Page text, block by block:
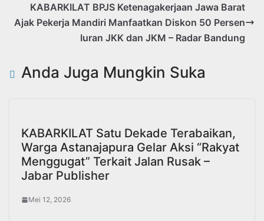
KABARKILAT BPJS Ketenagakerjaan Jawa Barat
Ajak Pekerja Mandiri Manfaatkan Diskon 50 Persen
Iuran JKK dan JKM – Radar Bandung
Anda Juga Mungkin Suka
KABARKILAT Satu Dekade Terabaikan,
Warga Astanajapura Gelar Aksi “Rakyat
Menggugat” Terkait Jalan Rusak –
Jabar Publisher
Mei 12, 2026